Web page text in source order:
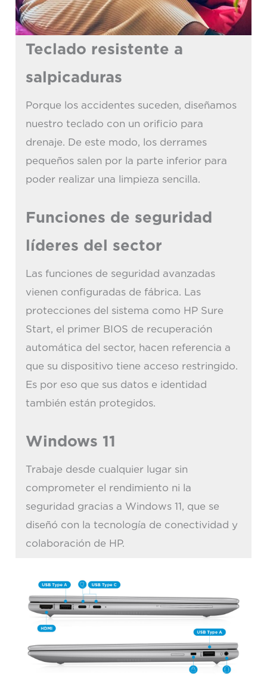
Teclado resistente a
salpicaduras
Porque los accidentes suceden, diseñamos
nuestro teclado con un orificio para
drenaje. De este modo, los derrames
pequeños salen por la parte inferior para
poder realizar una limpieza sencilla.
Funciones de seguridad
líderes del sector
Las funciones de seguridad avanzadas
vienen configuradas de fábrica. Las
protecciones del sistema como HP Sure
Start, el primer BIOS de recuperación
automática del sector, hacen referencia a
que su dispositivo tiene acceso restringido.
Es por eso que sus datos e identidad
también están protegidos.
Windows 11
Trabaje desde cualquier lugar sin
comprometer el rendimiento ni la
seguridad gracias a Windows 11, que se
diseñó con la tecnología de conectividad y
colaboración de HP.